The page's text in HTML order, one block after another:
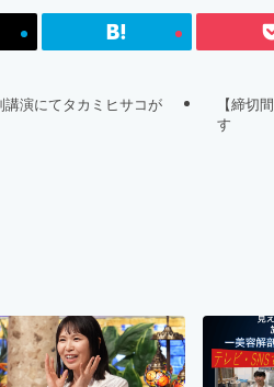
演にてタカミヒサコが
【締切
す